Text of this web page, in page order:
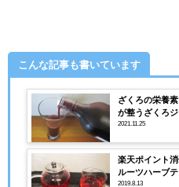
こんな記事も書いています
ざくろの栄養
が整うざくろ
2021.11.25
楽天ポイント
ルーツハーブ
2019.8.13